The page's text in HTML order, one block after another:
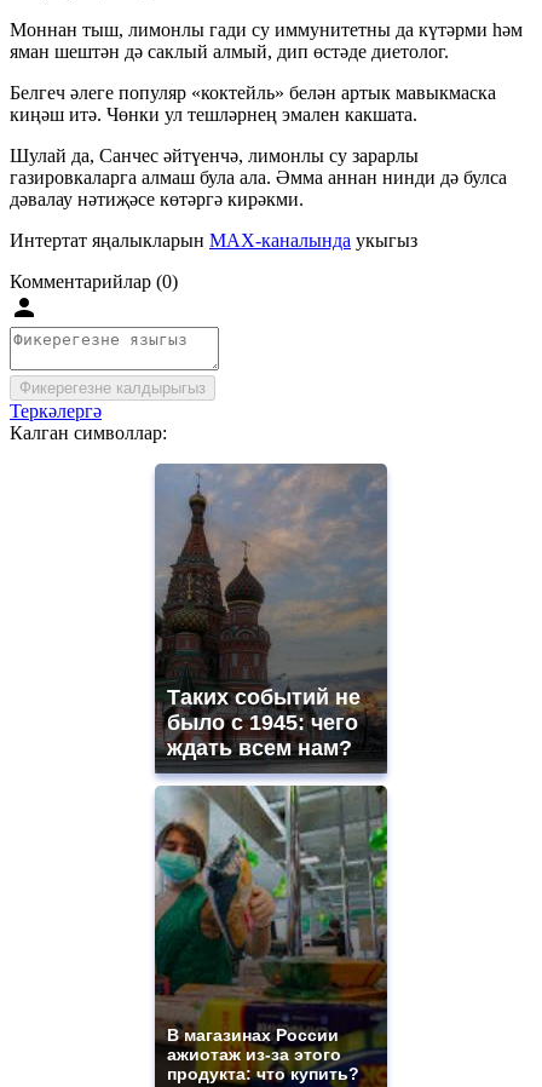
Моннан тыш, лимонлы гади су иммунитетны да күтәрми һәм
яман шештән дә саклый алмый, дип өстәде диетолог.
Белгеч әлеге популяр «коктейль» белән артык мавыкмаска
киңәш итә. Чөнки ул тешләрнең эмален какшата.
Шулай да, Санчес әйтүенчә, лимонлы су зарарлы
газировкаларга алмаш була ала. Әмма аннан нинди дә булса
дәвалау нәтиҗәсе көтәргә кирәкми.
Интертат яңалыкларын MAX-каналында укыгыз
Комментарийлар (0)
Фикерегезне калдырыгыз
Теркәлергә
Калган символлар:
Таких событий не
было с 1945: чего
ждать всем нам?
В магазинах России
ажиотаж из-за этого
продукта: что купить?